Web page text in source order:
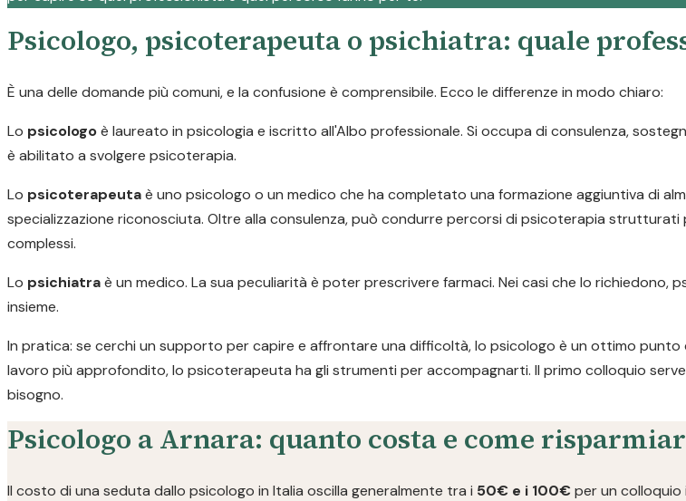
Psicologo, psicoterapeuta o psichiatra: quale
È una delle domande più comuni, e la confusione è comprensibile. Ecco le differenze in modo chiaro:
Lo psicologoè laureato in psicologia e iscritto all'Albo professionale. Si occupa di consulenza,
è abilitato a svolgere psicoterapia.
Lo psicoterapeutaè uno psicologo o un medico che ha completato una formazione aggiuntiva di
specializzazione riconosciuta. Oltre alla consulenza, può condurre percorsi di psicoterapia
complessi.
Lo psichiatraè un medico. La sua peculiarità è poter prescrivere farmaci. Nei casi che lo richiedono,
insieme.
In pratica: se cerchi un supporto per capire e affrontare una difficoltà, lo psicologo è un ottimo punto
lavoro più approfondito, lo psicoterapeuta ha gli strumenti per accompagnarti. Il primo colloquio
bisogno.
Psicologo a Arnara: quanto costa e come
Il costo di una seduta dallo psicologo in Italia oscilla generalmente tra i 50€ e i 100€ per un colloquio